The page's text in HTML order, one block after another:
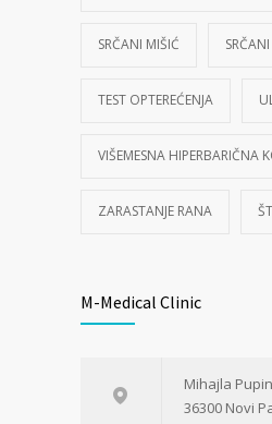
SRČANI MIŠIĆ
TEST OPTEREĆENJA
VIŠEMESNA HIPERBARIČNA
ZARASTANJE RANA
M-Medical Clinic
Mihajla
36300 Novi